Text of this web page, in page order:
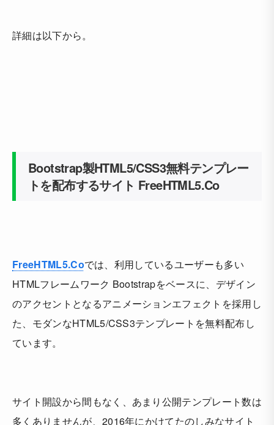
詳細は以下から。
Bootstrap製HTML5/CSS3無料テンプレー
トを配布するサイト FreeHTML5.Co
FreeHTML5.Coでは、利用しているユーザーも多い
HTMLフレームワーク Bootstrapをベースに、デザイン
のアクセントとなるアニメーションエフェクトを採用し
た、モダンなHTML5/CSS3テンプレートを無料配布し
ています。
サイト開設から間もなく、あまり公開テンプレート数は
多くありませんが、2016年にかけてたのしみなサイト